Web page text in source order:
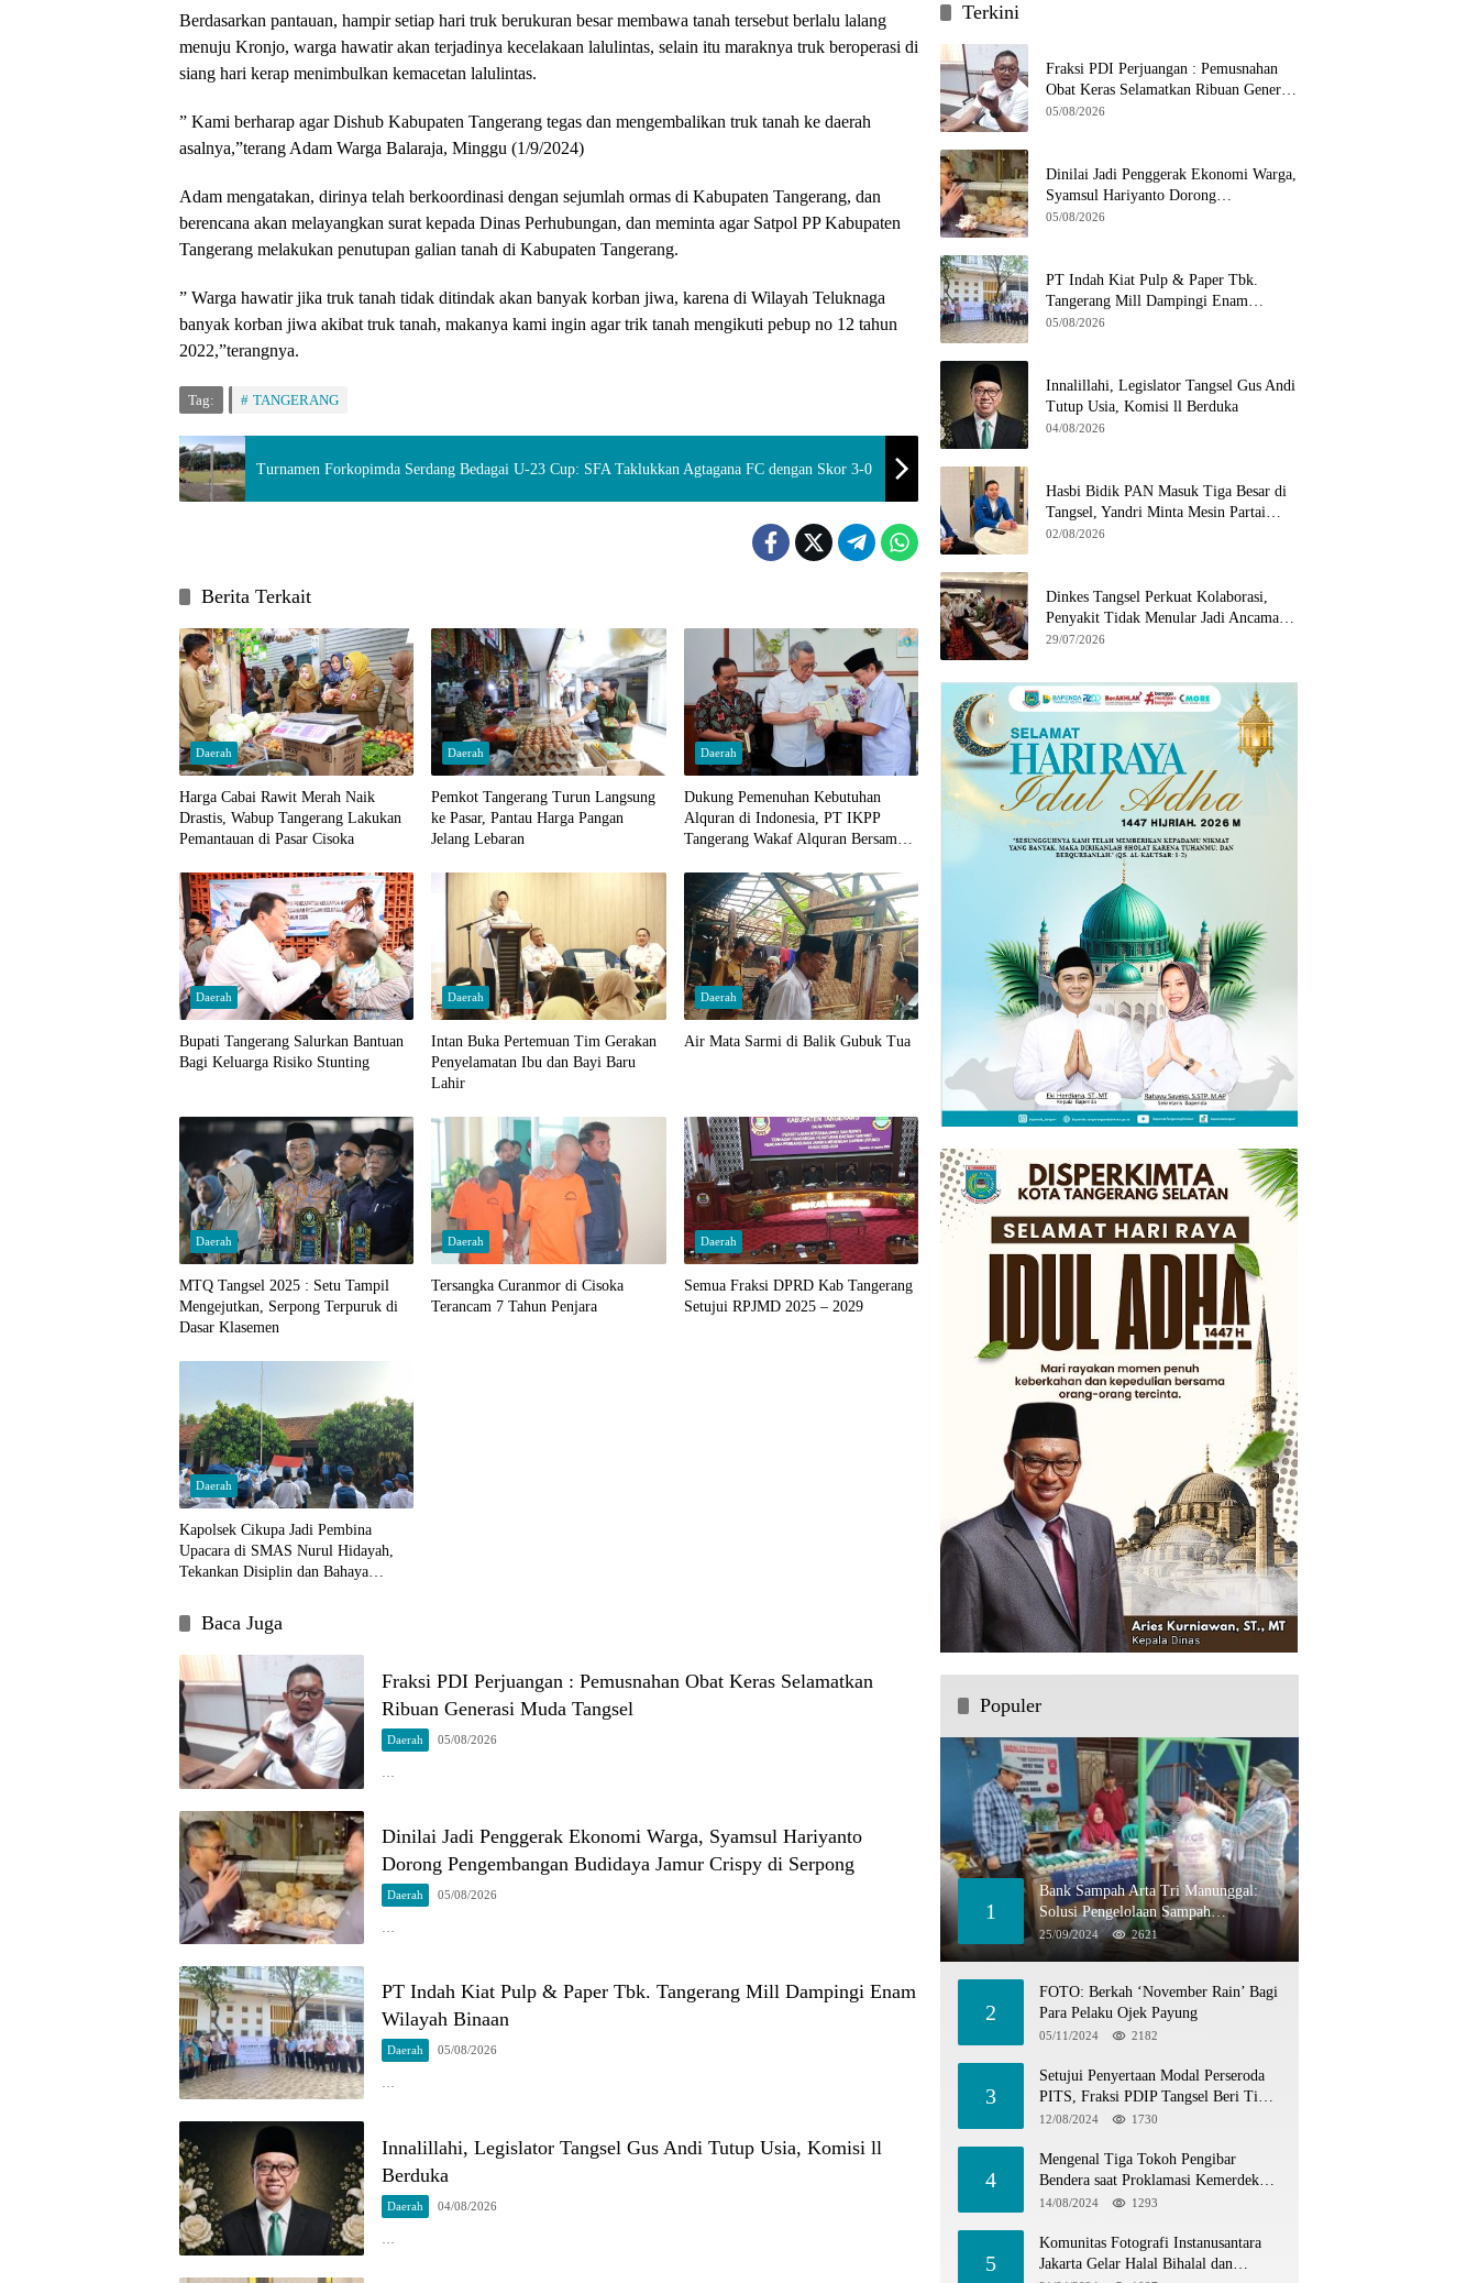
Berdasarkan pantauan, hampir setiap hari truk berukuran besar membawa tanah tersebut berlalu lalang
menuju Kronjo, warga hawatir akan terjadinya kecelakaan lalulintas, selain itu maraknya truk beroperasi di
siang hari kerap menimbulkan kemacetan lalulintas.
” Kami berharap agar Dishub Kabupaten Tangerang tegas dan mengembalikan truk tanah ke daerah
asalnya,”terang Adam Warga Balaraja, Minggu (1/9/2024)
Adam mengatakan, dirinya telah berkoordinasi dengan sejumlah ormas di Kabupaten Tangerang, dan
berencana akan melayangkan surat kepada Dinas Perhubungan, dan meminta agar Satpol PP Kabupaten
Tangerang melakukan penutupan galian tanah di Kabupaten Tangerang.
” Warga hawatir jika truk tanah tidak ditindak akan banyak korban jiwa, karena di Wilayah Teluknaga
banyak korban jiwa akibat truk tanah, makanya kami ingin agar trik tanah mengikuti pebup no 12 tahun
2022,”terangnya.
Tag: TANGERANG
Turnamen Forkopimda Serdang Bedagai U-23 Cup: SFA Taklukkan Agtagana FC dengan Skor 3-0
Berita Terkait
Daerah
Harga Cabai Rawit Merah Naik
Drastis, Wabup Tangerang Lakukan
Pemantauan di Pasar Cisoka
Daerah
Pemkot Tangerang Turun Langsung
ke Pasar, Pantau Harga Pangan
Jelang Lebaran
Daerah
Dukung Pemenuhan Kebutuhan
Alquran di Indonesia, PT IKPP
Tangerang Wakaf Alquran Bersama
Daerah
Bupati Tangerang Salurkan Bantuan
Bagi Keluarga Risiko Stunting
Daerah
Intan Buka Pertemuan Tim Gerakan
Penyelamatan Ibu dan Bayi Baru
Lahir
Daerah
Air Mata Sarmi di Balik Gubuk Tua
Daerah
MTQ Tangsel 2025 : Setu Tampil
Mengejutkan, Serpong Terpuruk di
Dasar Klasemen
Daerah
Tersangka Curanmor di Cisoka
Terancam 7 Tahun Penjara
Daerah
Semua Fraksi DPRD Kab Tangerang
Setujui RPJMD 2025 – 2029
Daerah
Kapolsek Cikupa Jadi Pembina
Upacara di SMAS Nurul Hidayah,
Tekankan Disiplin dan Bahaya
Baca Juga
Fraksi PDI Perjuangan : Pemusnahan Obat Keras Selamatkan
Ribuan Generasi Muda Tangsel
Daerah 05/08/2026
Dinilai Jadi Penggerak Ekonomi Warga, Syamsul Hariyanto
Dorong Pengembangan Budidaya Jamur Crispy di Serpong
Daerah 05/08/2026
…
PT Indah Kiat Pulp & Paper Tbk. Tangerang Mill Dampingi Enam
Wilayah Binaan
Daerah 05/08/2026
…
Innalillahi, Legislator Tangsel Gus Andi Tutup Usia, Komisi ll
Berduka
Daerah 04/08/2026
Terkini
Fraksi PDI Perjuangan : Pemusnahan
Obat Keras Selamatkan Ribuan Generasi
Muda Tangsel
05/08/2026
Dinilai Jadi Penggerak Ekonomi Warga,
Syamsul Hariyanto Dorong
Pengembangan Budidaya Jamur Crispy
05/08/2026
PT Indah Kiat Pulp & Paper Tbk.
Tangerang Mill Dampingi Enam
Wilayah Binaan
05/08/2026
Innalillahi, Legislator Tangsel Gus Andi
Tutup Usia, Komisi ll Berduka
04/08/2026
Hasbi Bidik PAN Masuk Tiga Besar di
Tangsel, Yandri Minta Mesin Partai
Bergerak
02/08/2026
Dinkes Tangsel Perkuat Kolaborasi,
Penyakit Tidak Menular Jadi Ancaman
Utama
29/07/2026
Populer
1
Bank Sampah Arta Tri Manunggal:
Solusi Pengelolaan Sampah
Berkelanjutan di Tangerang Selatan
25/09/2024 2621
2
FOTO: Berkah ‘November Rain’ Bagi
Para Pelaku Ojek Payung
05/11/2024 2182
3
Setujui Penyertaan Modal Perseroda
PITS, Fraksi PDIP Tangsel Beri Tiga
Catatan
12/08/2024 1730
4
Mengenal Tiga Tokoh Pengibar
Bendera saat Proklamasi Kemerdekaan
1945
14/08/2024 1293
5
Komunitas Fotografi Instanusantara
Jakarta Gelar Halal Bihalal dan